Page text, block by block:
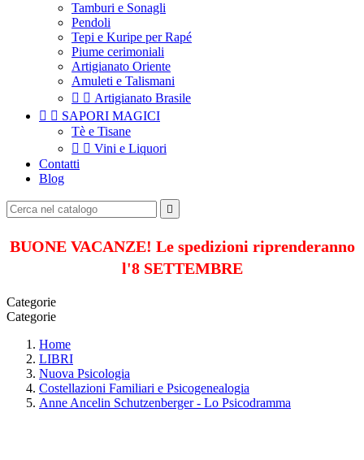
Tamburi e Sonagli
Pendoli
Tepi e Kuripe per Rapé
Piume cerimoniali
Artigianato Oriente
Amuleti e Talismani
  Artigianato Brasile
  SAPORI MAGICI
Tè e Tisane
  Vini e Liquori
Contatti
Blog

BUONE VACANZE! Le spedizioni riprenderanno
l'8 SETTEMBRE
Categorie
Categorie
Home
LIBRI
Nuova Psicologia
Costellazioni Familiari e Psicogenealogia
Anne Ancelin Schutzenberger - Lo Psicodramma